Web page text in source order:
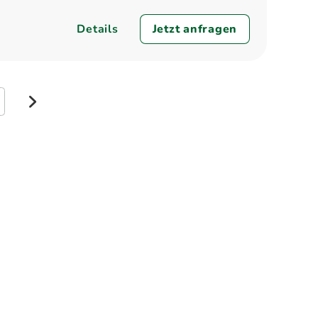
Details Jetzt anfragen
weiter